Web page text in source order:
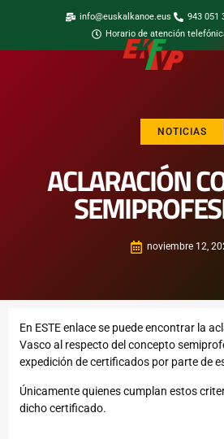
info@euskalkanoe.eus 943 051
Horario de atención
NOTICIAS
ACLARACIÓN
noviembre 12,
En ESTEenlace se puede encontrar la
Vasco al respecto del concepto
expedición de certificados por parte de
Únicamente quienes cumplan estos
dicho certificado.